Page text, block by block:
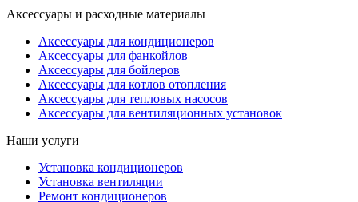
Аксессуары и расходные материалы
Аксессуары для кондиционеров
Аксессуары для фанкойлов
Аксессуары для бойлеров
Аксессуары для котлов отопления
Аксессуары для тепловых насосов
Аксессуары для вентиляционных установок
Наши услуги
Установка кондиционеров
Установка вентиляции
Ремонт кондиционеров